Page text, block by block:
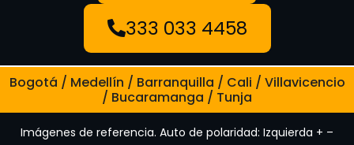
333 033 4458
Bogotá / Medellín / Barranquilla / Cali / Villavicencio
/ Bucaramanga / Tunja
Imágenes de referencia. Auto de polaridad: Izquierda + –